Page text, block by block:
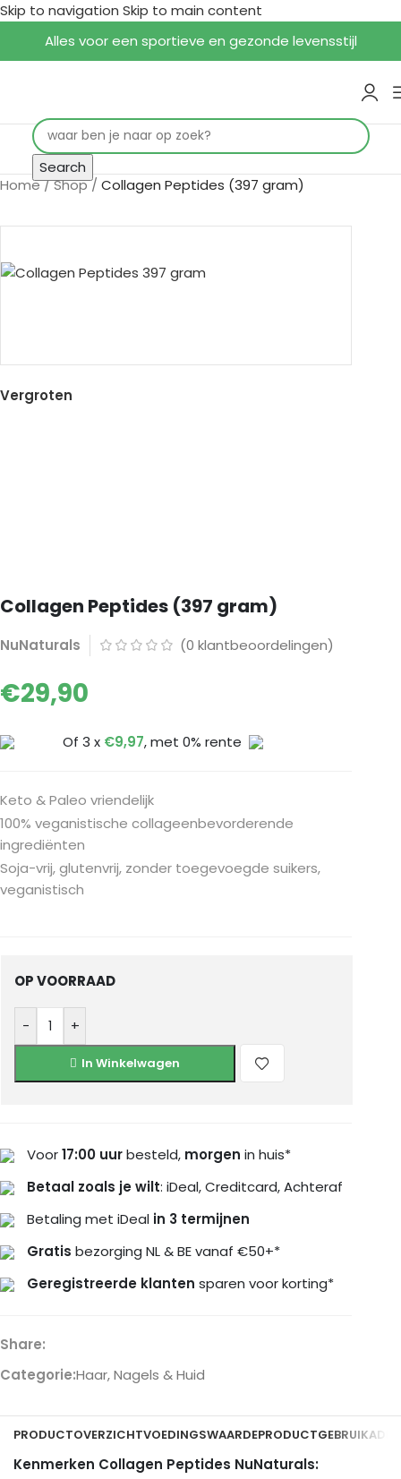
Skip to navigation Skip to main content
Alles voor een sportieve en gezonde levensstijl
Search
Home/Shop/ Collagen Peptides (397 gram)
Vergroten
Collagen Peptides (397 gram)
NuNaturals (0 klantbeoordelingen)
€29,90
Of 3 x €9,97, met 0% rente
Keto & Paleo vriendelijk
100% veganistische collageenbevorderende
ingrediënten
Soja-vrij, glutenvrij, zonder toegevoegde suikers,
veganistisch
OP VOORRAAD
- +
In Winkelwagen
Voor17:00 uurbesteld, morgen in huis*
Betaal zoals je wilt: iDeal, Creditcard, Achteraf
Betaling met iDeal in 3 termijnen
Gratis bezorging NL & BE vanaf €50+*
Geregistreerde klanten sparen voor korting*
Share:
Categorie:Haar, Nagels & Huid
PRODUCTOVERZICHTVOEDINGSWAARDEPRODUCTGEBRUIK
Kenmerken Collagen Peptides NuNaturals: